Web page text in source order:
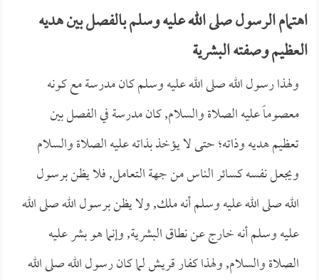
اهتمام الرسول صلى الله عليه وسلم بالفصل بين هديه
العظيم وصفته البشرية
ولهذا رسول الله صلى الله عليه وسلم كان مدرسة مع كونه
معصوماً عليه الصلاة والسلام, كان مدرسة في الفصل بين
تعظيم هديه وذاته؛ حتى لا يؤخذ بذاته عليه الصلاة والسلام
ويجعل نفسه كسائر الناس من جهة التعامل, فلا يظن برسول
الله صلى الله عليه وسلم أنه ملك, ولا يظن برسول الله صلى الله
عليه وسلم أنه خارج عن نطاق البشرية, وإنما هو بشر عليه
الصلاة والسلام, ولهذا كفار قريش لما كان رسول الله صلى الله